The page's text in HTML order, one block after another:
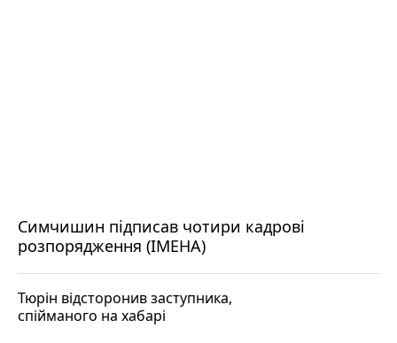
Симчишин підписав чотири кадрові
розпорядження (ІМЕНА)
Тюрін відсторонив заступника,
спійманого на хабарі